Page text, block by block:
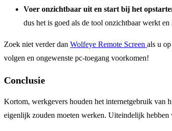
Voer onzichtbaar uit en start bij het
dus het is goed als de tool onzichtbaar werkt
Zoek niet verder dan Wolfeye Remote Screen als u
volgen en ongewenste pc-toegang voorkomen!
Conclusie
Kortom, werkgevers houden het internetgebruik van
eigenlijk zouden moeten werken. Uiteindelijk hebben